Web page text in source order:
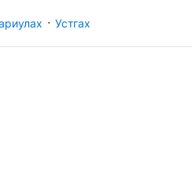
· Устгах